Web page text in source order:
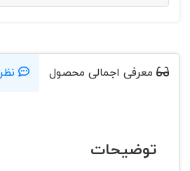
معرفی اجمالی محصول
توضیحات